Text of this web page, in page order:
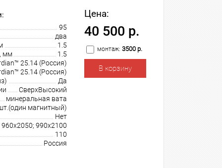
95
два
1.5
мм
1.5
25.14 (Россия)
25.14 (Россия)
Да
СверхВысокий
минеральная вата
магнитный)
Нет
990х2100
110
Россия
Цена:
40 500 р.
монтаж: 3500 р.